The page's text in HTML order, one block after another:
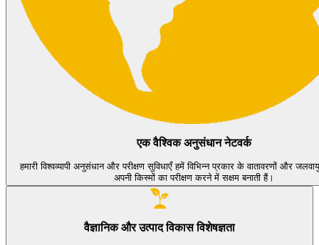
एक वैश्विक अनुसंधान नेटवर्क
हमारी विश्वव्यापी अनुसंधान और परीक्षण सुविधाएँ हमें विभिन्न प्रकार के वातावरणों और जलवायु
अपनी किस्मों का परीक्षण करने में सक्षम बनाती हैं।
वैज्ञानिक और उत्पाद विकास विशेषज्ञता